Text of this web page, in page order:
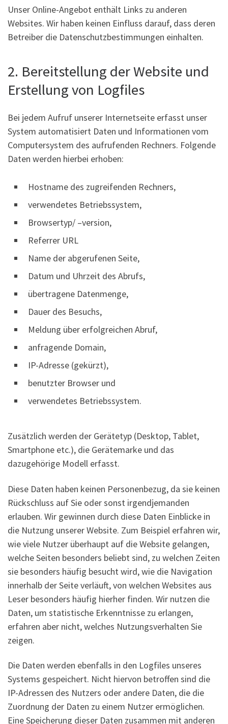
Unser Online-Angebot enthält Links zu anderen
Websites. Wir haben keinen Einfluss darauf, dass deren
Betreiber die Datenschutzbestimmungen einhalten.
2. Bereitstellung der Website und
Erstellung von Logfiles
Bei jedem Aufruf unserer Internetseite erfasst unser
System automatisiert Daten und Informationen vom
Computersystem des aufrufenden Rechners. Folgende
Daten werden hierbei erhoben:
Hostname des zugreifenden Rechners,
verwendetes Betriebssystem,
Browsertyp/ –version,
Referrer URL
Name der abgerufenen Seite,
Datum und Uhrzeit des Abrufs,
übertragene Datenmenge,
Dauer des Besuchs,
Meldung über erfolgreichen Abruf,
anfragende Domain,
IP-Adresse (gekürzt),
benutzter Browser und
verwendetes Betriebssystem.
Zusätzlich werden der Gerätetyp (Desktop, Tablet,
Smartphone etc.), die Gerätemarke und das
dazugehörige Modell erfasst.
Diese Daten haben keinen Personenbezug, da sie keinen
Rückschluss auf Sie oder sonst irgendjemanden
erlauben. Wir gewinnen durch diese Daten Einblicke in
die Nutzung unserer Website. Zum Beispiel erfahren wir,
wie viele Nutzer überhaupt auf die Website gelangen,
welche Seiten besonders beliebt sind, zu welchen Zeiten
sie besonders häufig besucht wird, wie die Navigation
innerhalb der Seite verläuft, von welchen Websites aus
Leser besonders häufig hierher finden. Wir nutzen die
Daten, um statistische Erkenntnisse zu erlangen,
erfahren aber nicht, welches Nutzungsverhalten Sie
zeigen.
Die Daten werden ebenfalls in den Logfiles unseres
Systems gespeichert. Nicht hiervon betroffen sind die
IP-Adressen des Nutzers oder andere Daten, die die
Zuordnung der Daten zu einem Nutzer ermöglichen.
Eine Speicherung dieser Daten zusammen mit anderen